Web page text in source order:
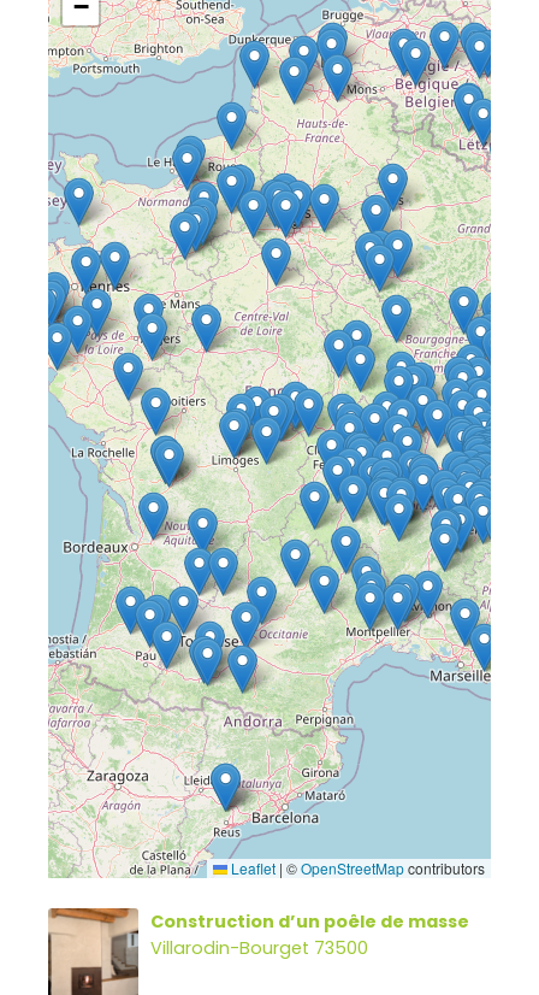
−
Leaflet | ©OpenStreetMapcontributors
Construction d’un poêle de masse
Villarodin-Bourget 73500